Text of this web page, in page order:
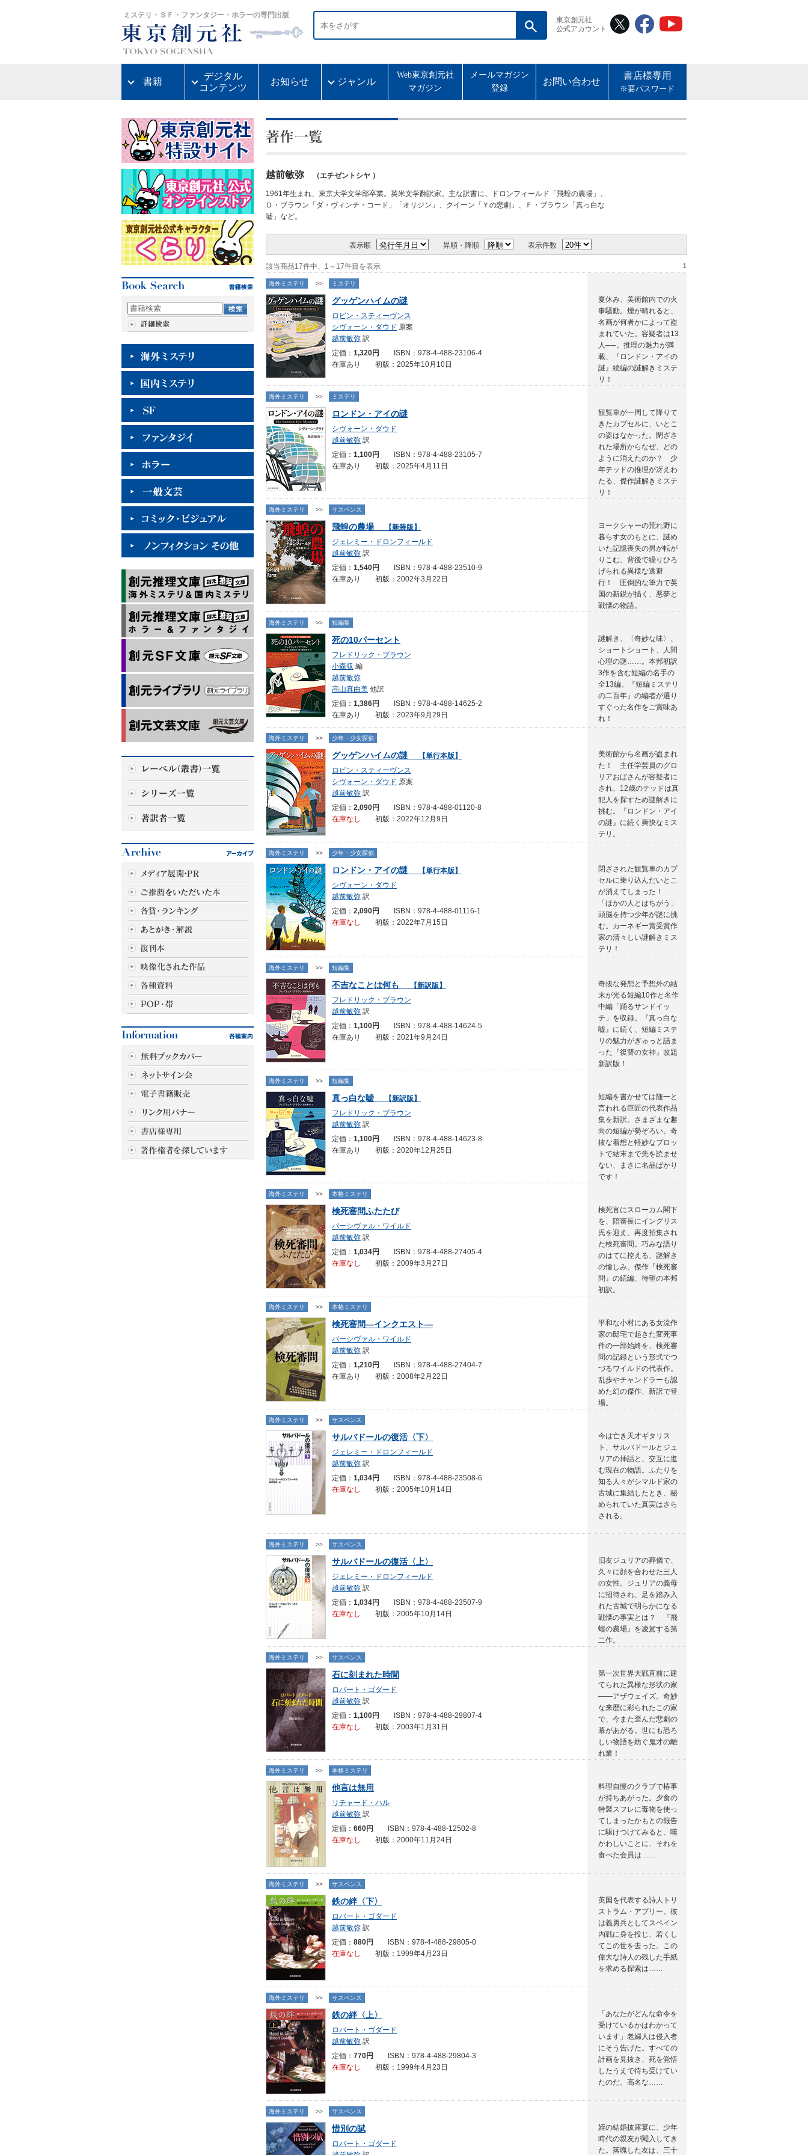
ミステリ・ＳＦ・ファンタジー・ホラーの専門出版
東京創元社
公式アカウント
書籍
デジタル
コンテンツ
お知らせ ジャンル
Web東京創元社
マガジン
メールマガジン
登録
お問い合わせ
書店様専用
※要パスワード
越前敏弥 （エチゼントシヤ ）
1961年生まれ、東京大学文学部卒業。英米文学翻訳家。主な訳書に、ドロンフィールド「飛蝗の農場」、
Ｄ・ブラウン「ダ・ヴィンチ・コード」「オリジン」、クイーン「Ｙの悲劇」、Ｆ・ブラウン「真っ白な
嘘」など。
表示順 昇順・降順 表示件数
該当商品17件中、1～17件目を表示 1
海外ミステリ >> ミステリ
グッゲンハイムの謎
ロビン・スティーヴンス
シヴォーン・ダウド 原案
越前敏弥 訳
定価： 1,320円
ISBN：978-4-488-23106-4
在庫あり 初版：2025年10月10日
夏休み、美術館内での火
事騒動。煙が晴れると、
名画が何者かによって盗
まれていた。容疑者は13
人──。推理の魅力が満
載、『ロンドン・アイの
謎』続編の謎解きミステ
リ！
海外ミステリ >> ミステリ
ロンドン・アイの謎
シヴォーン・ダウド
越前敏弥 訳
定価： 1,100円
ISBN：978-4-488-23105-7
在庫あり 初版：2025年4月11日
観覧車が一周して降りて
きたカプセルに、いとこ
の姿はなかった。閉ざさ
れた場所からなぜ、どの
ように消えたのか？ 少
年テッドの推理が冴えわ
たる、傑作謎解きミステ
リ！
海外ミステリ >> サスペンス
飛蝗の農場
【新装版】
ジェレミー・ドロンフィールド
越前敏弥 訳
定価： 1,540円
ISBN：978-4-488-23510-9
在庫あり 初版：2002年3月22日
ヨークシャーの荒れ野に
暮らす女のもとに、謎め
いた記憶喪失の男が転が
りこむ。背後で繰りひろ
げられる異様な逃避
行！ 圧倒的な筆力で英
国の新鋭が描く、悪夢と
戦慄の物語。
海外ミステリ >> 短編集
死の10パーセント
フレドリック・ブラウン
小森収 編
越前敏弥
高山真由美 他訳
定価： 1,386円
ISBN：978-4-488-14625-2
在庫あり 初版：2023年9月29日
謎解き、〈奇妙な味〉、
ショートショート、人間
心理の謎……。本邦初訳
3作を含む短編の名手の
全13編。『短編ミステリ
の二百年』の編者が選り
すぐった名作をご賞味あ
れ！
海外ミステリ >> 少年・少女探偵
グッゲンハイムの謎
【単行本版】
ロビン・スティーヴンス
シヴォーン・ダウド 原案
越前敏弥 訳
定価： 2,090円
ISBN：978-4-488-01120-8
在庫なし
初版：2022年12月9日
美術館から名画が盗まれ
た！ 主任学芸員のグロ
リアおばさんが容疑者に
され、12歳のテッドは真
犯人を探すため謎解きに
挑む。『ロンドン・アイ
の謎』に続く爽快なミス
テリ。
海外ミステリ >> 少年・少女探偵
ロンドン・アイの謎
【単行本版】
シヴォーン・ダウド
越前敏弥 訳
定価： 2,090円
ISBN：978-4-488-01116-1
在庫なし
初版：2022年7月15日
閉ざされた観覧車のカプ
セルに乗り込んだいとこ
が消えてしまった！
「ほかの人とはちがう」
頭脳を持つ少年が謎に挑
む。カーネギー賞受賞作
家の清々しい謎解きミス
テリ！
海外ミステリ >> 短編集
不吉なことは何も
【新訳版】
フレドリック・ブラウン
越前敏弥 訳
定価： 1,100円
ISBN：978-4-488-14624-5
在庫あり 初版：2021年9月24日
奇抜な発想と予想外の結
末が光る短編10作と名作
中編「踊るサンドイッ
チ」を収録。『真っ白な
嘘』に続く、短編ミステ
リの魅力がぎゅっと詰ま
った『復讐の女神』改題
新訳版！
海外ミステリ >> 短編集
真っ白な嘘
【新訳版】
フレドリック・ブラウン
越前敏弥 訳
定価： 1,100円
ISBN：978-4-488-14623-8
在庫あり 初版：2020年12月25日
短編を書かせては随一と
言われる巨匠の代表作品
集を新訳。さまざまな趣
向の短編が勢ぞろい。奇
抜な着想と軽妙なプロッ
トで結末まで先を読ませ
ない、まさに名品ばかり
です！
海外ミステリ >> 本格ミステリ
検死審問ふたたび
パーシヴァル・ワイルド
越前敏弥 訳
定価： 1,034円
ISBN：978-4-488-27405-4
在庫なし
初版：2009年3月27日
検死官にスローカム閣下
を、陪審長にイングリス
氏を迎え、再度招集され
た検死審問。巧みな語り
のはてに控える、謎解き
の愉しみ。傑作『検死審
問』の続編、待望の本邦
初訳。
海外ミステリ >> 本格ミステリ
検死審問―インクエスト―
パーシヴァル・ワイルド
越前敏弥 訳
定価： 1,210円
ISBN：978-4-488-27404-7
在庫あり 初版：2008年2月22日
平和な小村にある女流作
家の邸宅で起きた変死事
件の一部始終を、検死審
問の記録という形式でつ
づるワイルドの代表作。
乱歩やチャンドラーも認
めた幻の傑作、新訳で登
場。
海外ミステリ >> サスペンス
サルバドールの復活〈下〉
ジェレミー・ドロンフィールド
越前敏弥 訳
定価： 1,034円
ISBN：978-4-488-23508-6
在庫なし
初版：2005年10月14日
今は亡き天才ギタリス
ト、サルバドールとジュ
リアの挿話と、交互に進
む現在の物語。ふたりを
知る人々がシマルド家の
古城に集結したとき、秘
められていた真実はさら
される。
海外ミステリ >> サスペンス
サルバドールの復活〈上〉
ジェレミー・ドロンフィールド
越前敏弥 訳
定価： 1,034円
ISBN：978-4-488-23507-9
在庫なし
初版：2005年10月14日
旧友ジュリアの葬儀で、
久々に顔を合わせた三人
の女性。ジュリアの義母
に招待され、足を踏み入
れた古城で明らかになる
戦慄の事実とは？ 『飛
蝗の農場』を凌駕する第
二作。
海外ミステリ >> サスペンス
石に刻まれた時間
ロバート・ゴダード
越前敏弥 訳
定価： 1,100円
ISBN：978-4-488-29807-4
在庫なし
初版：2003年1月31日
第一次世界大戦直前に建
てられた異様な形状の家
――アザウェイズ。奇妙
な来歴に彩られたこの家
で、今また歪んだ悲劇の
幕があがる。世にも恐ろ
しい物語を紡ぐ鬼才の離
れ業！
海外ミステリ >> 本格ミステリ
他言は無用
リチャード・ハル
越前敏弥 訳
定価： 660円
ISBN：978-4-488-12502-8
在庫なし
初版：2000年11月24日
料理自慢のクラブで椿事
が持ちあがった。夕食の
特製スフレに毒物を使っ
てしまったかもとの報告
に駆けつけてみると、嘆
かわしいことに、それを
食べた会員は……
海外ミステリ >> サスペンス
鉄の絆〈下〉
ロバート・ゴダード
越前敏弥 訳
定価： 880円
ISBN：978-4-488-29805-0
在庫なし
初版：1999年4月23日
英国を代表する詩人トリ
ストラム・アブリー。彼
は義勇兵としてスペイン
内戦に身を投じ、若くし
てこの世を去った。この
偉大な詩人の残した手紙
を求める探索は……
海外ミステリ >> サスペンス
鉄の絆〈上〉
ロバート・ゴダード
越前敏弥 訳
定価： 770円
ISBN：978-4-488-29804-3
在庫なし
初版：1999年4月23日
「あなたがどんな命令を
受けているかはわかって
います」老婦人は侵入者
にそう告げた。すべての
計画を見抜き、死を覚悟
したうえで待ち受けてい
たのだ。高名な……
海外ミステリ >> サスペンス
惜別の賦
ロバート・ゴダード
姪の結婚披露宴に、少年
時代の親友が闖入してき
た。落魄した友は、三十